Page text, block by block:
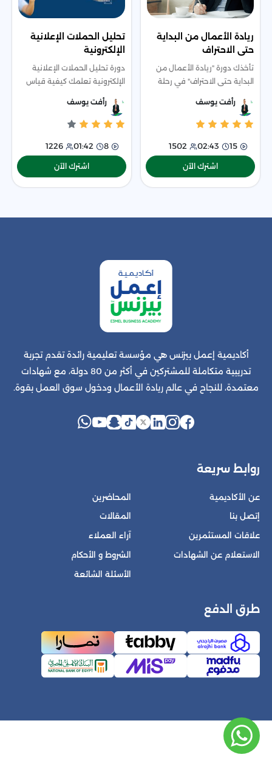
ريادة الأعمال من البداية
حتى الاحتراف
تأخذك دورة "ريادة الأعمال من
البداية حتى الاحتراف" في رحلة
وفهم السوق وبناء العلامة
التجارية، وصولًا إلى إطلاقه
رأفت يوسف
15
02:43
1502
اشترك الآن
تحليل الحملات الإعلانية
الإلكترونية
دورة تحليل الحملات الإعلانية
الإلكترونية تعلمك كيفية قياس
الإنترنت. ستتعرف على
استراتيجيات فعالة لتقييم
رأفت يوسف
8
01:42
1226
اشترك الآن
أكاديمية إعمل بيزنس هي مؤسسة تعليمية رائدة تقدم تجربة
تدريبية متكاملة للمشتركين في أكثر من 80 دولة، مع شهادات
معتمدة، للنجاح في عالم ريادة الأعمال ودخول سوق العمل بقوة.
روابط سريعة
عن الأكاديمية
إتصل بنا
علاقات المستثمرين
الاستعلام عن الشهادات
المحاضرين
المقالات
آراء العملاء
الشروط و الأحكام
الأسئلة الشائعة
طرق الدفع